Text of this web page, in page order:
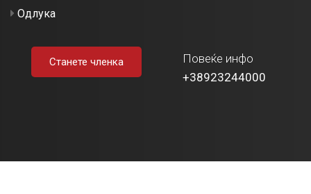
Одлука
Станете членка
Повеќе инфо
+38923244000